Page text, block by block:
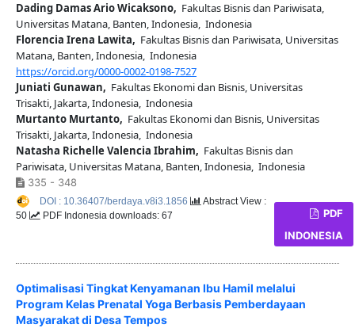
Dading Damas Ario Wicaksono, Fakultas Bisnis dan Pariwisata,
Universitas Matana, Banten, Indonesia, Indonesia
Florencia Irena Lawita, Fakultas Bisnis dan Pariwisata, Universitas
Matana, Banten, Indonesia, Indonesia
https://orcid.org/0000-0002-0198-7527
Juniati Gunawan, Fakultas Ekonomi dan Bisnis, Universitas
Trisakti, Jakarta, Indonesia, Indonesia
Murtanto Murtanto, Fakultas Ekonomi dan Bisnis, Universitas
Trisakti, Jakarta, Indonesia, Indonesia
Natasha Richelle Valencia Ibrahim, Fakultas Bisnis dan
Pariwisata, Universitas Matana, Banten, Indonesia, Indonesia
335 - 348
PDF
INDONESIA
DOI : 10.36407/berdaya.v8i3.1856
Abstract View :
50
PDF Indonesia downloads: 67
Optimalisasi Tingkat Kenyamanan Ibu Hamil melalui
Program Kelas Prenatal Yoga Berbasis Pemberdayaan
Masyarakat di Desa Tempos